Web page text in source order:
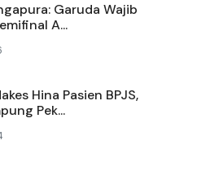
Garuda Wajib
A...
Hina Pasien BPJS,
Pek...